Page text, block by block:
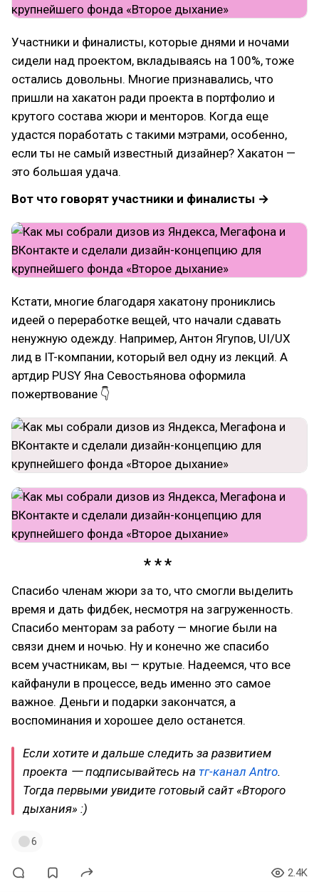
Участники и финалисты, которые днями и ночами
сидели над проектом, вкладываясь на 100%, тоже
остались довольны. Многие признавались, что
пришли на хакатон ради проекта в портфолио и
крутого состава жюри и менторов. Когда еще
удастся поработать с такими мэтрами, особенно,
если ты не самый известный дизайнер? Хакатон —
это большая удача.
Вот что говорят участники и финалисты →
Кстати, многие благодаря хакатону прониклись
идеей о переработке вещей, что начали сдавать
ненужную одежду. Например, Антон Ягупов, UI/UX
лид в IT-компании, который вел одну из лекций. А
артдир PUSY Яна Севостьянова оформила
пожертвование 👇
Спасибо членам жюри за то, что смогли выделить
время и дать фидбек, несмотря на загруженность.
Спасибо менторам за работу — многие были на
связи днем и ночью. Ну и конечно же спасибо
всем участникам, вы — крутые. Надеемся, что все
кайфанули в процессе, ведь именно это самое
важное. Деньги и подарки закончатся, а
воспоминания и хорошее дело останется.
Если хотите и дальше следить за развитием
проекта 一 подписывайтесь на тг-канал Antro.
Тогда первыми увидите готовый сайт «Второго
дыхания» :)
6
2.4K